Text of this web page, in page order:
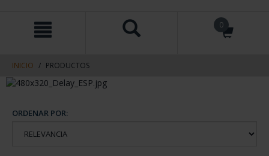
contenido
navegacin
0
INICIO PRODUCTOS
ORDENAR POR: